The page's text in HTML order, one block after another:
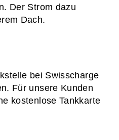
Der Strom dazu
Dach.
bei Swisscharge
Für unsere Kunden
kostenlose Tankkarte